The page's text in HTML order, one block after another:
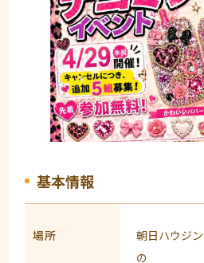
基本情報
場所
朝日ハウジ
の